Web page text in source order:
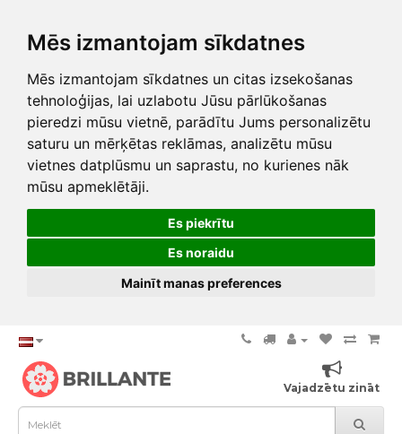
Mēs izmantojam sīkdatnes
Mēs izmantojam sīkdatnes un citas izsekošanas
tehnoloģijas, lai uzlabotu Jūsu pārlūkošanas
pieredzi mūsu vietnē, parādītu Jums personalizētu
saturu un mērķētas reklāmas, analizētu mūsu
vietnes datplūsmu un saprastu, no kurienes nāk
mūsu apmeklētāji.
Es piekrītu
Es noraidu
Mainīt manas preferences
Vajadzētu zināt